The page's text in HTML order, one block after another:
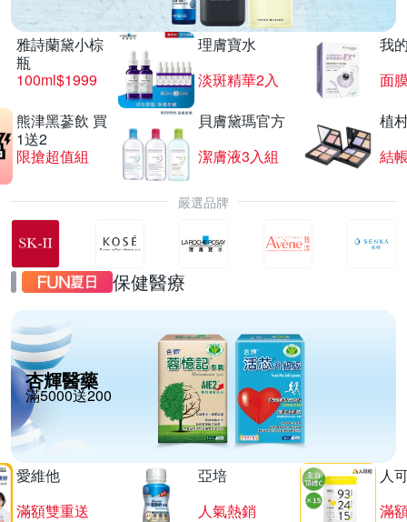
雅詩蘭黛小棕
瓶
100ml$1999
理膚寶水
淡斑精華2入
我
面
熊津黑蔘飲 買
1送2
限搶超值組
貝膚黛瑪官方
潔膚液3入組
植
結
嚴選品牌
保健醫療
杏輝醫藥
滿5000送200
愛維他
滿額雙重送
亞培
人氣熱銷
人
滿